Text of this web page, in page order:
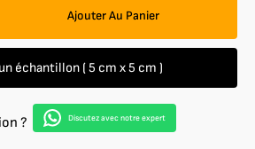
Ajouter Au Panier
échantillon ( 5 cm x 5 cm )
? Discutez avec notre expert